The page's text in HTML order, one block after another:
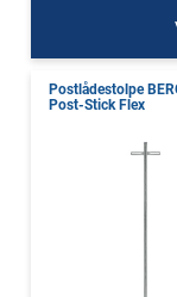
Postlådestolpe
Post-Stick Flex